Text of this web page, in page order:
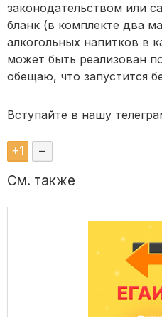
законодательством или
бланк (в комплекте два
алкогольных напитков в
может быть реализован
обещаю, что запустится
Вступайте в нашу
+1 –
См. также